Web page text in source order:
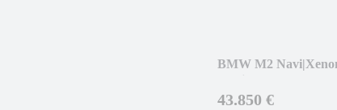
BMW M2
43.850 €